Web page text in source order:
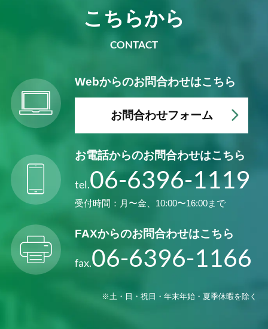
こちらから
CONTACT
Webからのお問合わせはこちら
お問合わせフォーム
お電話からのお問合わせはこちら
tel.06-6396-1119
受付時間：月〜金、10:00〜16:00まで
FAXからのお問合わせはこちら
fax.06-6396-1166
※土・日・祝日・年末年始・夏季休暇を除く